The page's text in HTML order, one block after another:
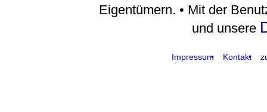
Eigentümern. • Mit der
und unsere
Impressum Kontakt